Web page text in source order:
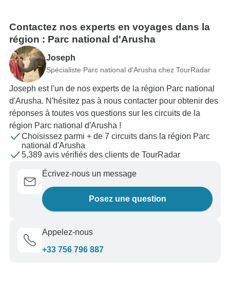
Contactez nos experts en voyages dans la
région : Parc national d'Arusha
Joseph
Spécialiste Parc national d'Arusha chez TourRadar
Joseph est l'un de nos experts de la région Parc national
d'Arusha. N'hésitez pas à nous contacter pour obtenir des
réponses à toutes vos questions sur les circuits de la
région Parc national d'Arusha !
Choisissez parmi + de 7 circuits dans la région Parc
national d'Arusha
5,389 avis vérifiés des clients de TourRadar
Écrivez-nous un message
Posez une question
Appelez-nous
+33 756 796 887